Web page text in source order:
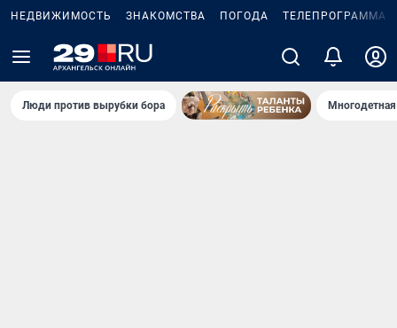
НЕДВИЖИМОСТЬ ЗНАКОМСТВА ПОГОДА ТЕЛЕПРОГРАММА
Люди против вырубки бора